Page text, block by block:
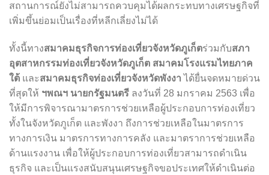
สถานการณ์ยังไม่สามารถควบคุมได้ผลกระทบทางเศรษฐกิจที่
เพิ่มขึ้นย่อมเป็นเรื่องที่หลีกเลี่ยงไม่ได้
ทั้งนี้ทางสมาคมธุรกิจการท่องเที่ยวจังหวัดภูเก็ตร่วมกับสภา
อุตสาหกรรมท่องเที่ยวจังหวัดภูเก็ต สมาคมโรงแรมไทยภาค
ใต้ และสมาคมธุรกิจท่องเที่ยวจังหวัดพังงา ได้ยื่นจดหมายด่วน
ที่สุดให้ ฯพณฯ นายกรัฐมนตรี ลงวันที่ 28 มกราคม 2563 เพื่อ
ให้มีการพิจารณามาตรการช่วยเหลือผู้ประกอบการท่องเที่ยว
ทั้งในจังหวัดภูเก็ต และพังงา ถึงการช่วยเหลือในมาตรการ
ทางการเงิน มาตรการทางการคลัง และมาตราการช่วยเหลือ
ด้านแรงงาน เพื่อให้ผู้ประกอบการท่องเที่ยวสามารถดำเนิน
ธุรกิจ และเป็นแรงสนับสนุนเศรษฐกิจขอประเทศให้ดำเนินต่อ